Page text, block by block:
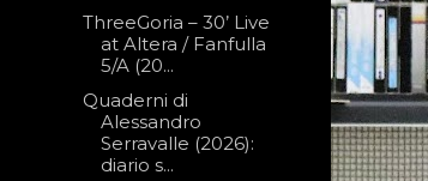
ThreeGoria – 30’ Live
at Altera / Fanfulla
5/A (20...
Quaderni di
Alessandro
Serravalle (2026):
diario s...